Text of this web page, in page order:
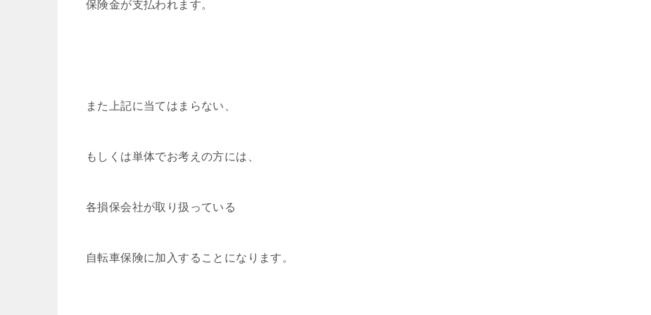
保険金が支払われます。
また上記に当てはまらない、
もしくは単体でお考えの方には、
各損保会社が取り扱っている
自転車保険に加入することになります。